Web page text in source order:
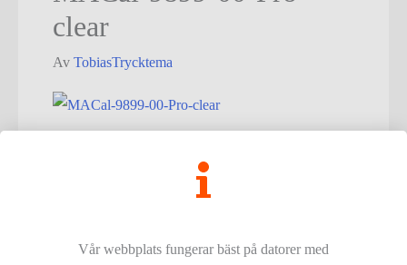
Vår webbplats fungerar bäst på datorer med
clear
Av TobiasTrycktema